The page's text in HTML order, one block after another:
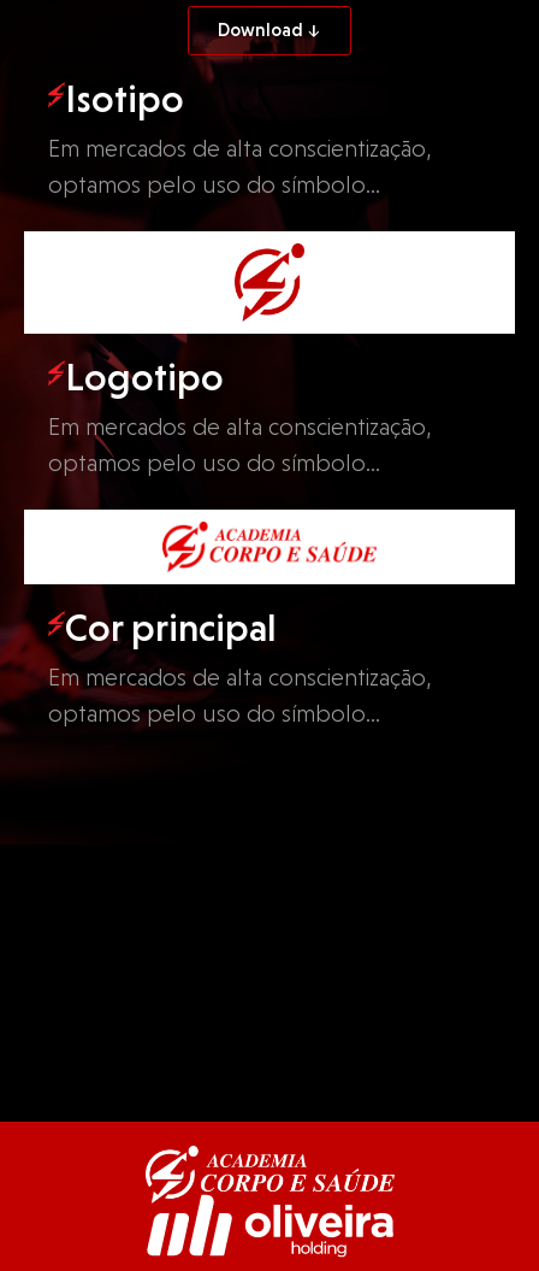
Download ↓
Em mercados de alta conscientização,
optamos pelo uso do símbolo…
Isotipo
Em mercados de alta conscientização,
optamos pelo uso do símbolo…
Logotipo
Em mercados de alta conscientização,
optamos pelo uso do símbolo…
Cor principal